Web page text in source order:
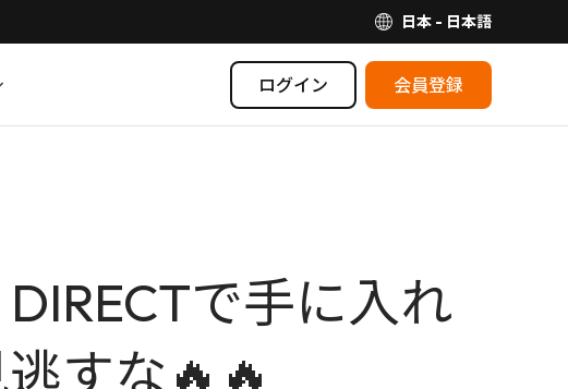
日本 - 日本語
ログイン 会員登録
で手に入れ
すな🔥🔥